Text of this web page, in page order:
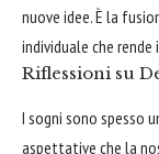
nuove idee. È la
individuale che
Riflessioni su
I sogni sono spesso
aspettative che la